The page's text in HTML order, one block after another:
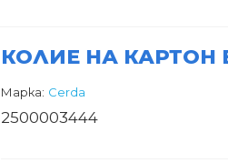
КОЛИЕ НА КАРТОН
Марка: Cerda
2500003444